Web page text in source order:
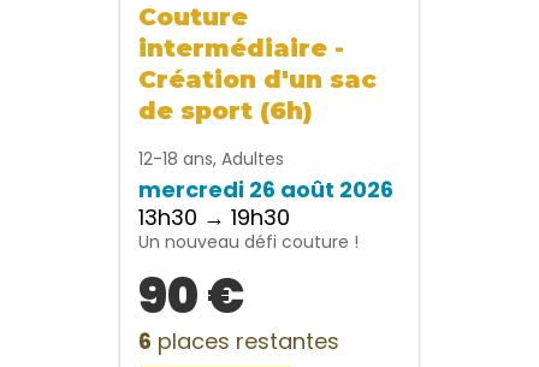
Couture
intermédiaire -
Création d'un sac
de sport (6h)
12-18 ans, Adultes
mercredi 26 août 2026
13h30 → 19h30
Un nouveau défi couture !
90 €
6 places restantes